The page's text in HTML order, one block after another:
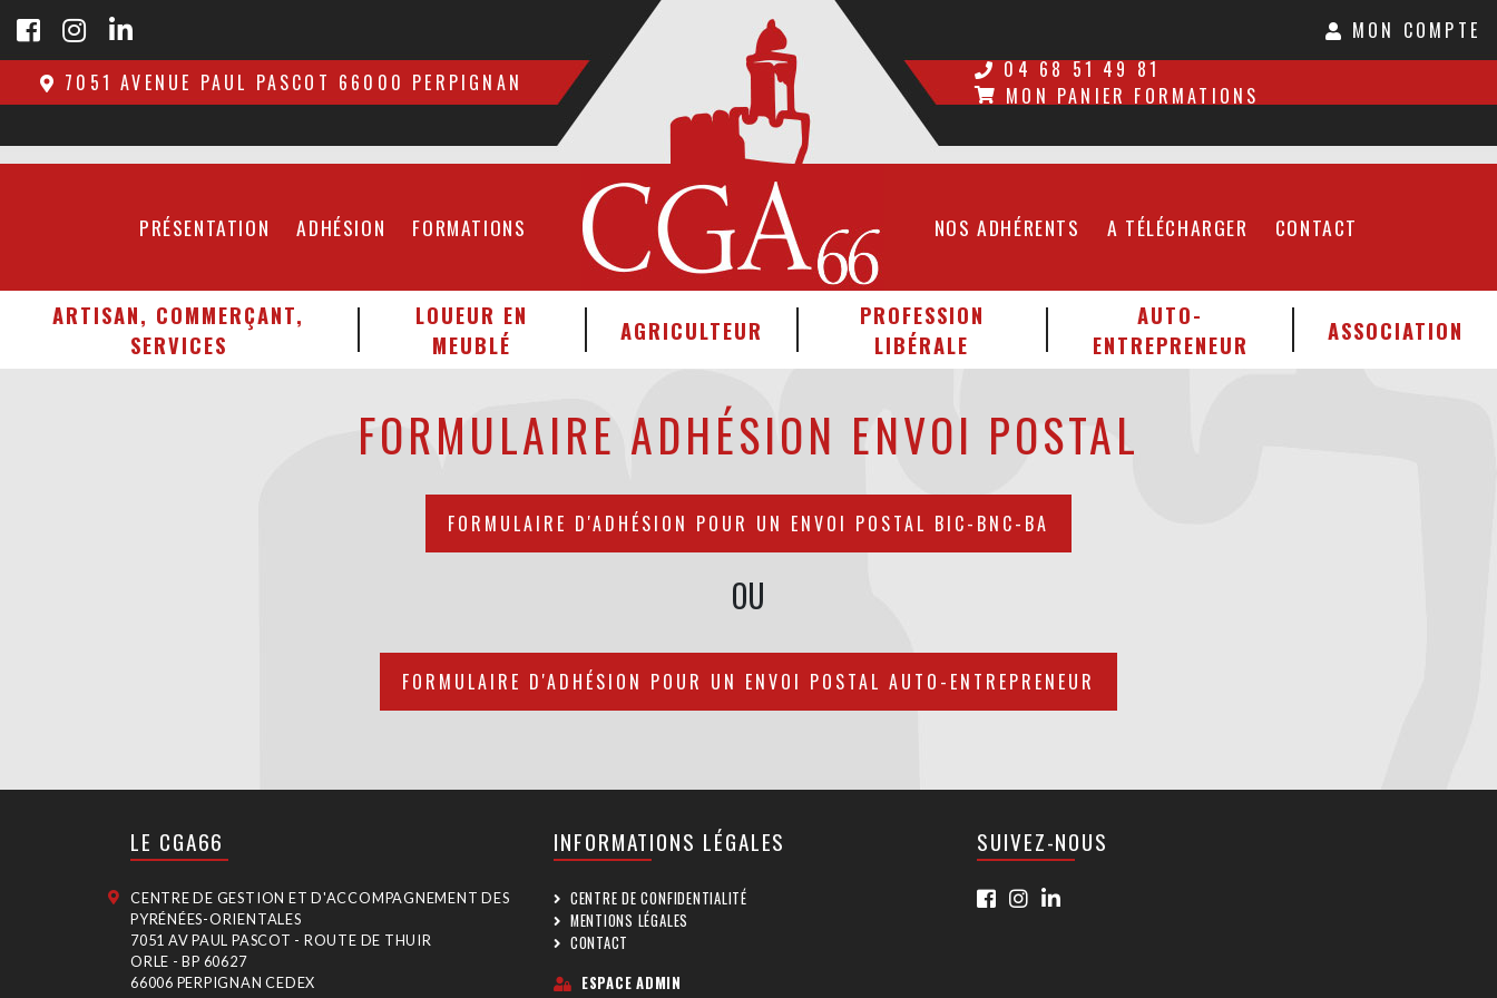
MON COMPTE
7051 AVENUE PAUL PASCOT 66000 PERPIGNAN
04 68 51 49 81
MON PANIER FORMATIONS
PRÉSENTATION ADHÉSION FORMATIONS NOS ADHÉRENTS A TÉLÉCHARGER CONTACT
ARTISAN, COMMERÇANT,
SERVICES
LOUEUR EN
MEUBLÉ
AGRICULTEUR
PROFESSION
LIBÉRALE
AUTO-
ENTREPRENEUR
ASSOCIATION
FORMULAIRE ADHÉSION ENVOI POSTAL
FORMULAIRE D'ADHÉSION POUR UN ENVOI POSTAL BIC-BNC-BA
OU
FORMULAIRE D'ADHÉSION POUR UN ENVOI POSTAL AUTO-ENTREPRENEUR
LE CGA66
CENTRE DE GESTION ET D'ACCOMPAGNEMENT DES
PYRÉNÉES-ORIENTALES
7051 AV PAUL PASCOT - ROUTE DE THUIR
ORLE - BP 60627
66006 PERPIGNAN CEDEX
INFORMATIONS LÉGALES
CENTRE DE CONFIDENTIALITÉ
MENTIONS LÉGALES
CONTACT
ESPACE ADMIN
SUIVEZ-NOUS